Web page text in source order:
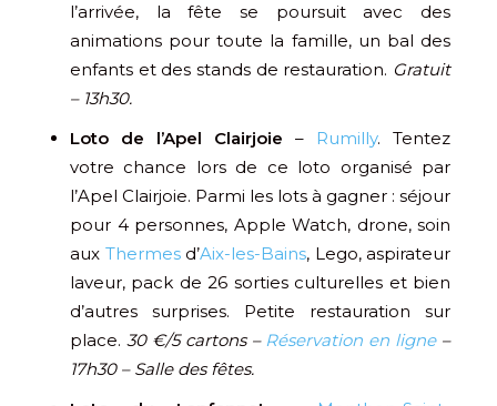
l’arrivée, la fête se poursuit avec des
animations pour toute la famille, un bal des
enfants et des stands de restauration. Gratuit
– 13h30.
Loto de l’Apel Clairjoie – Rumilly. Tentez
votre chance lors de ce loto organisé par
l’Apel Clairjoie. Parmi les lots à gagner : séjour
pour 4 personnes, Apple Watch, drone, soin
aux Thermesd’Aix-les-Bains, Lego, aspirateur
laveur, pack de 26 sorties culturelles et bien
d’autres surprises. Petite restauration sur
place. 30 €/5 cartons – Réservation en ligne–
17h30 – Salle des fêtes.